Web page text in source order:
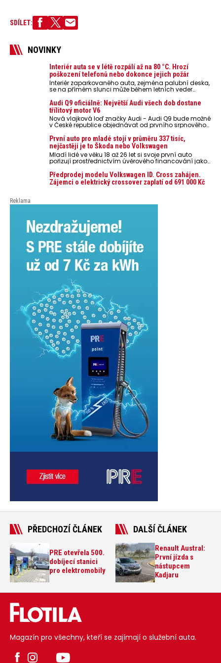
SDÍLET:
NOVINKY
Interiér auta se v létě rozpálí až na 80 °C. Hrozí
poškození telefonů nebo dokonce jejich požár
Interiér zaparkovaného auta, zejména palubní deska,
se na přímém slunci může během letních veder
nebezpečí pro odložené mobilní telefony, powerbanky
nebo notebooky. Můžou urychlit stárnutí baterií,
poškodit elektroniku a ve výjimečných případech i
zvýšit riziko požáru.
Audi Q9 oficiálně: Největší Audi všech dob dostane
třílitový motor V6
Nová vlajková loď značky Audi - Audi Q9 bude možné
v České republice objednávat od prvního srpnového
První auto pro mladé stojí v průměru 337 tisíc,
nejčastěji je to Škoda nebo Volkswagen
Mladí lidé ve věku 18 až 26 let si svoje první auto
pořizují prostřednictvím úvěrového financování jako
auto. Průměrná pořizovací cena vozu dosahuje 337
tisíc korun a průměrná financovaná částka
přesahuje 251 tisíc korun. Vyplývá to z dat Leasingu
Předprodej modelu Volkswagen ID. Cross zahájen.
Zájemci o elektrický crossover zaplatí od 691 000 Kč
Reklama
PŘEDCHOZÍ ČLÁNEK
PRE otevřela 500.
dobíjecí stanici
pro elektromobily
DALŠÍ ČLÁNEK
Renault Austral:
První jízda s
nástupcem
Kadjaru
Magazín pro všechny, kteří se zajímají o služební auta.